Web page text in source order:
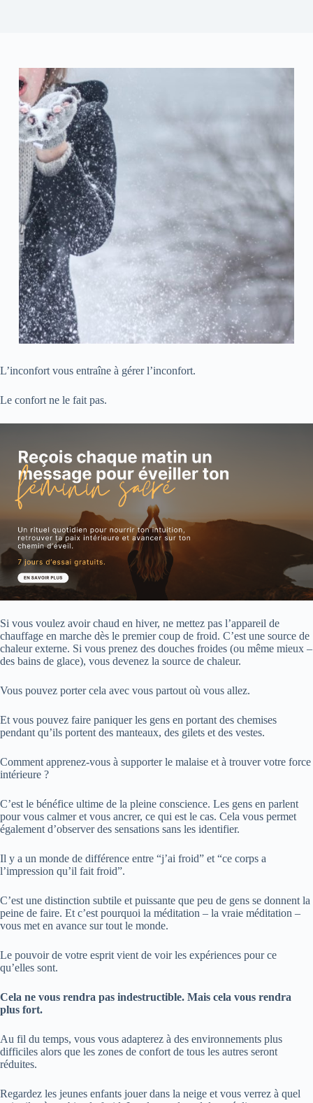
L’inconfort vous entraîne à gérer l’inconfort.
Le confort ne le fait pas.
Si vous voulez avoir chaud en hiver, ne mettez pas l’appareil de
chauffage en marche dès le premier coup de froid. C’est une source de
chaleur externe. Si vous prenez des douches froides (ou même mieux –
des bains de glace), vous devenez la source de chaleur.
Vous pouvez porter cela avec vous partout où vous allez.
Et vous pouvez faire paniquer les gens en portant des chemises
pendant qu’ils portent des manteaux, des gilets et des vestes.
Comment apprenez-vous à supporter le malaise et à trouver votre force
intérieure ?
C’est le bénéfice ultime de la pleine conscience. Les gens en parlent
pour vous calmer et vous ancrer, ce qui est le cas. Cela vous permet
également d’observer des sensations sans les identifier.
Il y a un monde de différence entre “j’ai froid” et “ce corps a
l’impression qu’il fait froid”.
C’est une distinction subtile et puissante que peu de gens se donnent la
peine de faire. Et c’est pourquoi la méditation – la vraie méditation –
vous met en avance sur tout le monde.
Le pouvoir de votre esprit vient de voir les expériences pour ce
qu’elles sont.
Cela ne vous rendra pas indestructible. Mais cela vous rendra
plus fort.
Au fil du temps, vous vous adapterez à des environnements plus
difficiles alors que les zones de confort de tous les autres seront
réduites.
Regardez les jeunes enfants jouer dans la neige et vous verrez à quel